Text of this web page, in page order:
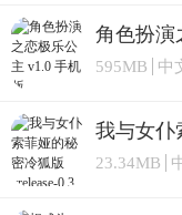
角色扮演
595MB 中
我与女仆
23.34MB